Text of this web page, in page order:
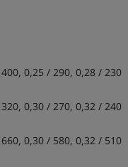
0,25 / 290, 0,28 / 230
0,30 / 270, 0,32 / 240
0,30 / 580, 0,32 / 510